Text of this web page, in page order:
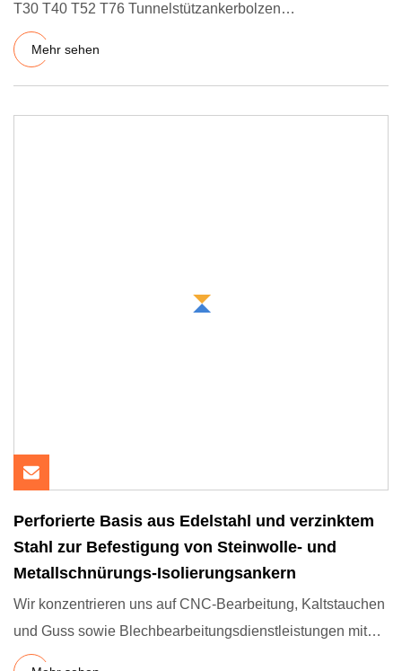
T30 T40 T52 T76 Tunnelstützankerbolzen
Selbstbohrender Injektionsanker
Mehr sehen
Perforierte Basis aus Edelstahl und verzinktem
Stahl zur Befestigung von Steinwolle- und
Metallschnürungs-Isolierungsankern
Wir konzentrieren uns auf CNC-Bearbeitung, Kaltstauchen
und Guss sowie Blechbearbeitungsdienstleistungen mit
mehr als 15